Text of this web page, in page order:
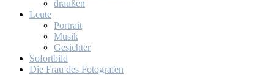
drau­ßen
Leu­te
Por­trait
Mu­sik
Ge­sich­ter
So­fort­bild
Die Frau des Fo­to­gra­fen